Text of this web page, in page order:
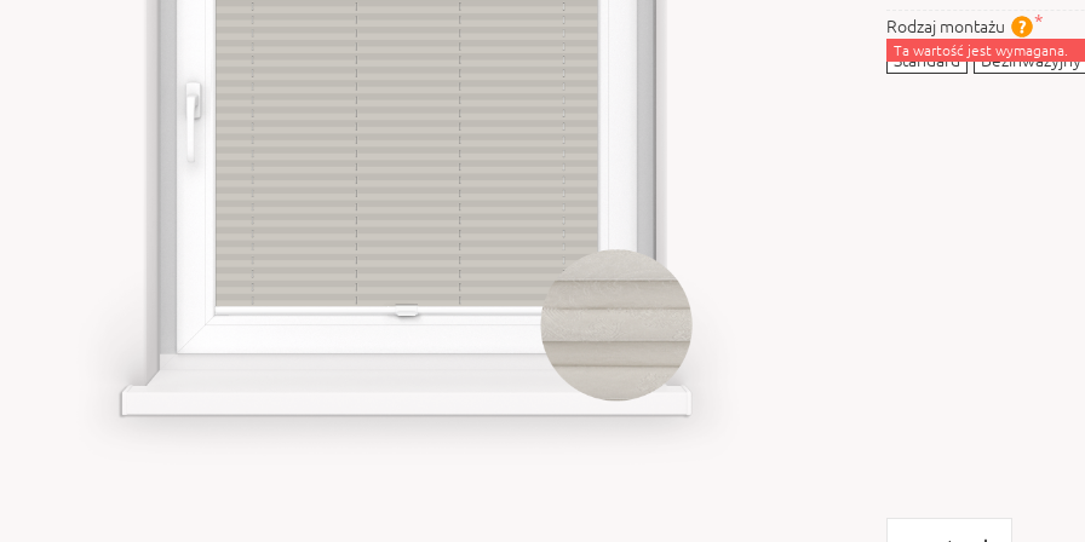
Rodzaj montażu
Standard
Bezinwazyjny
Ta wartość jest wymagana.